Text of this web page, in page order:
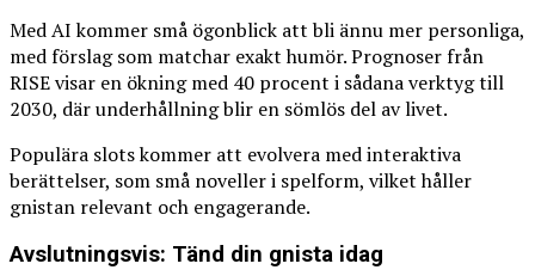
Med AI kommer små ögonblick att bli ännu mer personliga,
med förslag som matchar exakt humör. Prognoser från
RISE visar en ökning med 40 procent i sådana verktyg till
2030, där underhållning blir en sömlös del av livet.
Populära slots kommer att evolvera med interaktiva
berättelser, som små noveller i spelform, vilket håller
gnistan relevant och engagerande.
Avslutningsvis: Tänd din gnista idag